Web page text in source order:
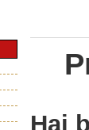
Hai